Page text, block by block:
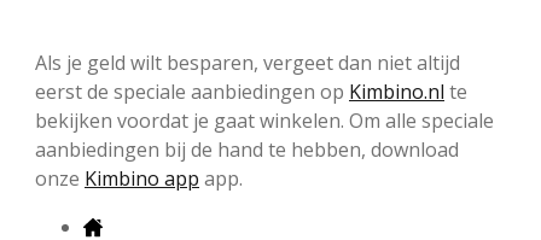
Als je geld wilt besparen, vergeet dan niet altijd
eerst de speciale aanbiedingen op Kimbino.nl te
bekijken voordat je gaat winkelen. Om alle speciale
aanbiedingen bij de hand te hebben, download
onze Kimbino app app.